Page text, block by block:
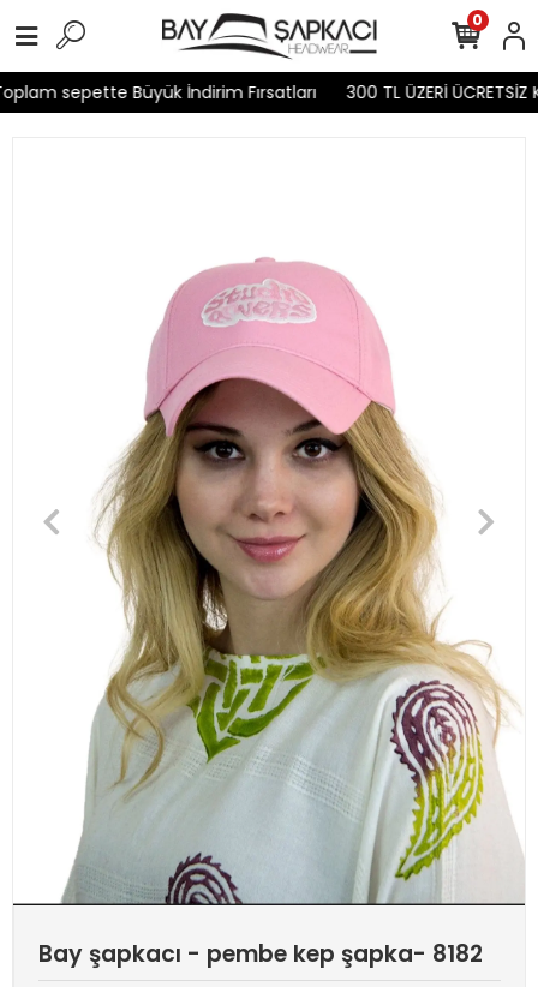
sepette Büyük İndirim Fırsatları 300 TL ÜZERİ ÜCRETSİZ
0
Bay şapkacı - pembe kep şapka- 8182